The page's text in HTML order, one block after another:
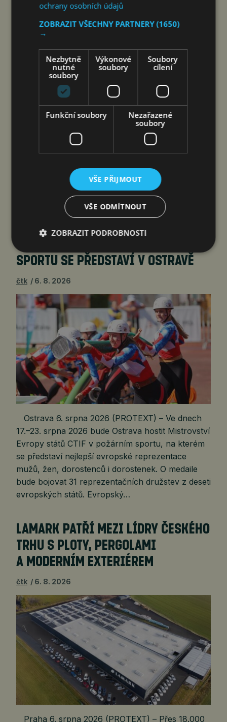
Praha 6. srpna 2026 (PROTEXT) – Chery přivádí
na český trh nový model TIGGO 7 HEV. Full-
hybridní SUV rozšiřuje nabídku značky
a kombinuje nízkou spotřebu, bohatou výbavu
a bezpečnost potvrzenou pětihvězdičkovým
hodnocením Euro NCAP. Společnost Astana
Motors Czech,…
EVROPSKÁ ŠPIČKA POŽÁRNÍHO
SPORTU SE PŘEDSTAVÍ V OSTRAVĚ
čtk 6. 8. 2026
Ostrava 6. srpna 2026 (PROTEXT) – Ve dnech
17.–23. srpna 2026 bude Ostrava hostit Mistrovství
Evropy států CTIF v požárním sportu, na kterém
se představí nejlepší evropské reprezentace
mužů, žen, dorostenců i dorostenek. O medaile
bude bojovat 31 reprezentačních družstev z deseti
evropských států. Evropský…
LAMARK PATŘÍ MEZI LÍDRY ČESKÉHO
TRHU S PLOTY, PERGOLAMI
A MODERNÍM EXTERIÉREM
čtk 6. 8. 2026
Praha 6. srpna 2026 (PROTEXT) – Přes 18.000
ochrany osobních údajů
ZOBRAZIT VŠECHNY PARTNERY(1650)
→
Nezbytně
nutné
soubory
Výkonové
soubory
Soubory
cílení
Funkční soubory
Nezařazené
soubory
VŠE PŘIJMOUT
VŠE ODMÍTNOUT
ZOBRAZIT PODROBNOSTI